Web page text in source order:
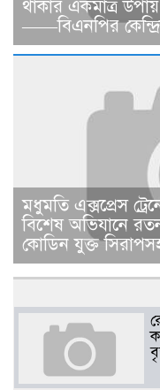
থাকার একমাত্র
——বিএনপির
মধুমতি এক্সপ্রেস
বিশেষ অভিযানে
কোডিন যুক্ত